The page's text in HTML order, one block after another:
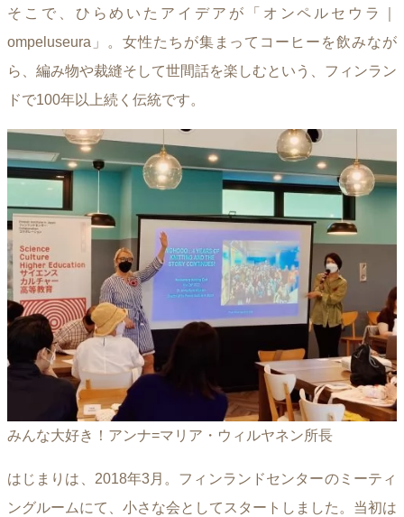
そこで、ひらめいたアイデアが「オンペルセウラ｜
ompeluseura」。女性たちが集まってコーヒーを飲みなが
ら、編み物や裁縫そして世間話を楽しむという、フィンラン
ドで100年以上続く伝統です。
みんな大好き！アンナ=マリア・ウィルヤネン所長
はじまりは、2018年3月。フィンランドセンターのミーティ
ングルームにて、小さな会としてスタートしました。当初は